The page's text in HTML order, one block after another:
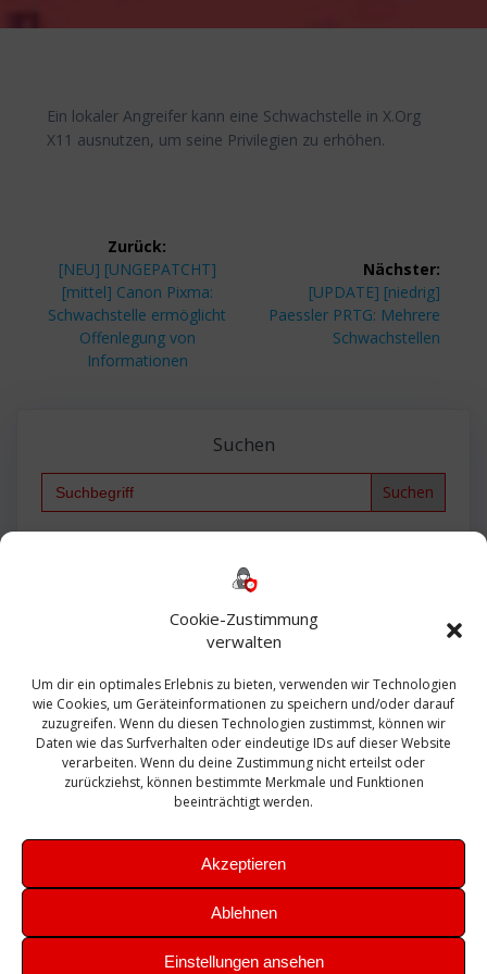
Cookie-Zustimmung
verwalten
Um dir ein optimales Erlebnis zu bieten, verwenden wir Technologien
wie Cookies, um Geräteinformationen zu speichern und/oder darauf
zuzugreifen. Wenn du diesen Technologien zustimmst, können wir
Daten wie das Surfverhalten oder eindeutige IDs auf dieser Website
verarbeiten. Wenn du deine Zustimmung nicht erteilst oder
zurückziehst, können bestimmte Merkmale und Funktionen
beeinträchtigt werden.
Akzeptieren
Ablehnen
Einstellungen ansehen
Ein lokaler Angreifer kann eine Schwachstelle in X.Org
X11 ausnutzen, um seine Privilegien zu erhöhen.
Beitragsnavigation
Zurück:
Vorheriger
Beitrag:
[NEU] [UNGEPATCHT]
[mittel] Canon Pixma:
Schwachstelle ermöglicht
Offenlegung von
Informationen
Nächster:
Nächster
Beitrag:
[UPDATE] [niedrig]
Paessler PRTG: Mehrere
Schwachstellen
Suchen
Search
Bautagebuch
Exchange firewall Fritzbox
Microsoft
Sanierung SBS Security Server Sicherheit
Sicherung SIEM Sophos SSL Ubuntu
Update Upgrade UTM VCenter VCSA Veeam
VMWare VPN WAZUH Windows
Zertifikat